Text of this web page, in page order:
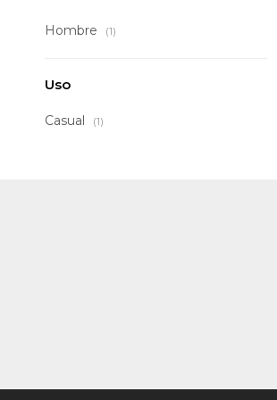
Hombre (1)
Uso
Casual (1)